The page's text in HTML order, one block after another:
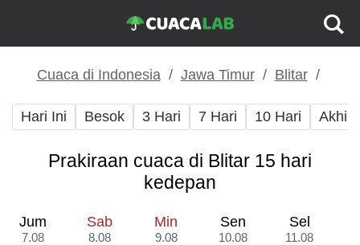
Cuaca di Indonesia Jawa Timur Blitar
Hari Ini Besok 3 Hari 7 Hari 10 Hari Akhir
Prakiraan cuaca di Blitar 15 hari
kedepan
Jum
7.08
Sab
8.08
Min
9.08
Sen
10.08
Sel
11.08